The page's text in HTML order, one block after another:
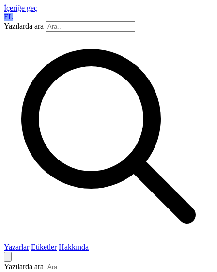
İçeriğe geç
FL
Yazılarda ara
Yazarlar Etiketler Hakkında
Yazılarda ara